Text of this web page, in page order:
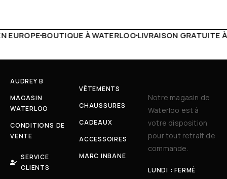
LIVRAISON GRATUITE À PARTIR DE 150€LIVE
AUDREY B
MAGASIN
WATERLOO
CONDITIONS DE
VENTE
SERVICE
CLIENTS
VÊTEMENTS
CHAUSSURES
CADEAUX
ACCESSOIRES
MARC INBANE
Notre magasin de
Waterloo est à
votre disposition
pour tout retrait de
commande.
LUNDI : FERMÉ